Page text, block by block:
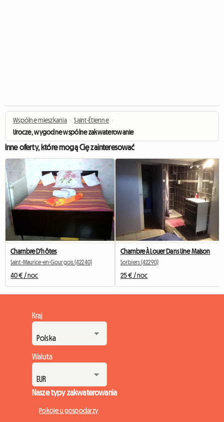
Wspólne mieszkania › Saint-Étienne ›
Urocze, wygodne wspólne zakwaterowanie
Inne oferty, które mogą Cię zainteresować
Chambre D'hôtes
Saint-Maurice-en-Gourgois (42240)
40 € / noc
Chambre À Louer Dans Une Maison
Sorbiers (42290)
25 € / noc
Kraj
Waluta
Nasze typy zakwaterowania
Pokoje u gospodarzy